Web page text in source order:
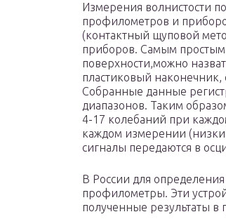
Измерения волнистости
профилометров и
(контактный щуповой
приборов. Самым
поверхности,можно
пластиковый
Собранные данные
диапазонов. Таким
4-17 колебаний при
каждом измерении
сигналы передаются в
В России для
профилометры. Эти
полученные результаты в